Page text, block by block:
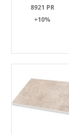
8921 PR
+10%